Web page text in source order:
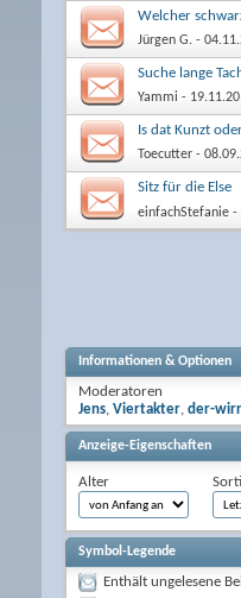
Welcher
Jürgen G. -
Suche lange
Yammi -
Is dat Kunzt
Toecutter -
Sitz für die Else
einfachStefanie -
Informationen & Optionen
Moderatoren
Jens, Viertakter, der-
Anzeige-Eigenschaften
Alter
Symbol-Legende
Enthält ungelesene